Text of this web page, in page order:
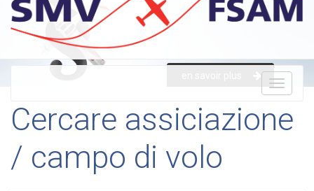
Cercare assiciazione
/ campo di volo